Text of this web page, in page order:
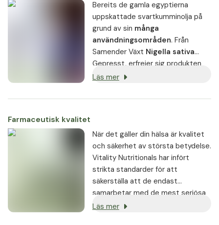
Bereits de gamla egyptierna
uppskattade svartkumminolja på
grund av sin många
användningsområden. Från
Samender Växt Nigella sativa
Gepresst, erfrejer sig produkten
även idag stor popularitet. Särskilt
dosera och enkelt att hantera, är
Seed Oil
Läs mer
Farmaceutisk kvalitet
När det gäller din hälsa är kvalitet
och säkerhet av största betydelse.
Vitality Nutritionals har infört
strikta standarder för att
säkerställa att de endast
samarbetar med de mest seriösa
leverantörerna.
Läs mer